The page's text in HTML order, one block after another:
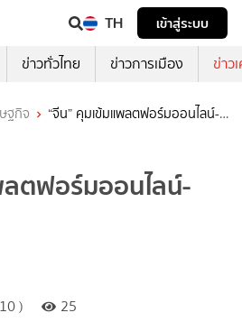
TH
เข้าสู่ระบบ
ข่าวทั่วไทย ข่าวการเมือง ข่าว
ฐกิจ
“จีน” คุมเข้มแพลตฟอร์มออนไลน์-
ลตฟอร์มออนไลน์-
)
25